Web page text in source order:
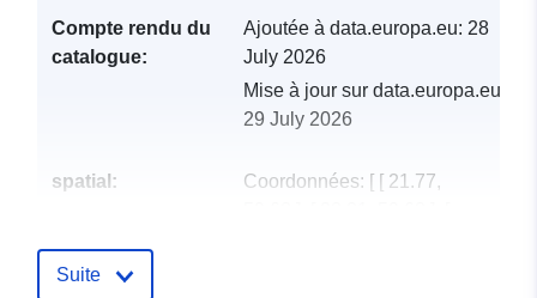
Compte rendu du
catalogue:
Ajoutée à data.europa.eu: 28
July 2026
Mise à jour sur data.europa.eu:
29 July 2026
spatial: Coordonnées: [ [ 21.77,
Suite